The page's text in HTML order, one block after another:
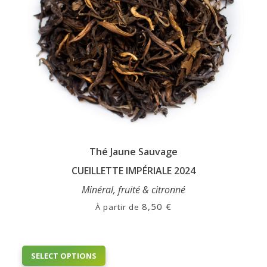
Thé Jaune Sauvage
CUEILLETTE IMPÉRIALE 2024
Minéral, fruité & citronné
À partir de 8,50 €
SELECT OPTIONS